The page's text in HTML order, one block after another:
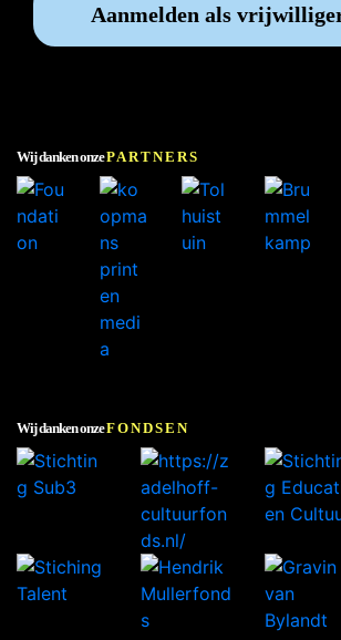
Aanmelden als
Wij danken onzePARTNERS
Wij danken onzeFONDSEN